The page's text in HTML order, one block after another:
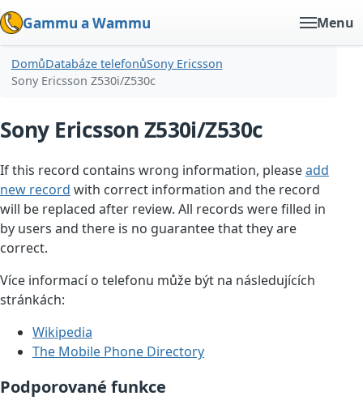
Gammu a Wammu Menu
DomůDatabáze telefonůSony Ericsson
Sony Ericsson Z530i/Z530c
Sony Ericsson Z530i/Z530c
If this record contains wrong information, pleaseadd
new record with correct information and the record
will be replaced after review. All records were filled in
by users and there is no guarantee that they are
correct.
Více informací o telefonu může být na následujících
stránkách:
Wikipedia
The Mobile Phone Directory
Podporované funkce